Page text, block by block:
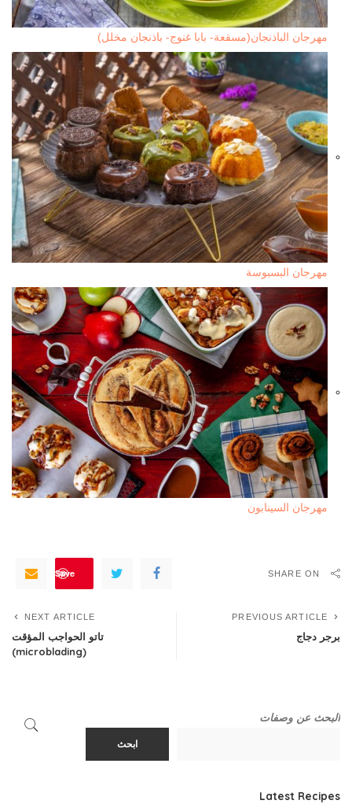
مهرجان الباذنجان(مسقعة- بابا غنوج- باذنجان مخلل)
مهرجان البسبوسة
مهرجان السينابون
SHARE ON
Save
PREVIOUS ARTICLE
برجر دجاج
NEXT ARTICLE
تاتو الحواجب المؤقت
(microblading)
البحث عن وصفات
ابحث
Latest Recipes